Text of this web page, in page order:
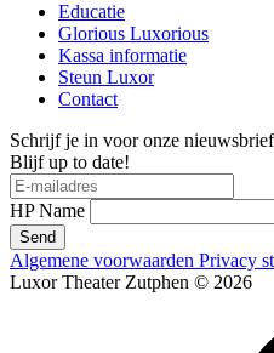
Educatie
Glorious Luxorious
Kassa informatie
Steun Luxor
Contact
Schrijf je in voor onze nieuwsbrief
Blijf up to date!
HP Name
Send
Algemene voorwaarden Privacy
Luxor Theater Zutphen © 2026